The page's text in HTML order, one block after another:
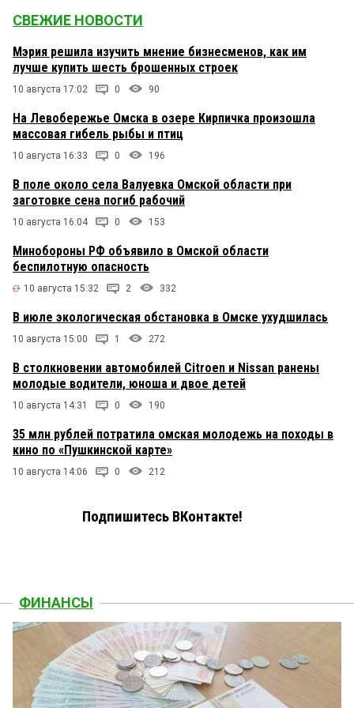
СВЕЖИЕ НОВОСТИ
Мэрия решила изучить мнение бизнесменов, как им
лучше купить шесть брошенных строек
10 августа 17:02 0 90
На Левобережье Омска в озере Кирпичка произошла
массовая гибель рыбы и птиц
10 августа 16:33 0 196
В поле около села Валуевка Омской области при
заготовке сена погиб рабочий
10 августа 16:04 0 153
Минобороны РФ объявило в Омской области
беспилотную опасность
10 августа 15:32 2 332
В июле экологическая обстановка в Омске ухудшилась
10 августа 15:00 1 272
В столкновении автомобилей Citroen и Nissan ранены
молодые водители, юноша и двое детей
10 августа 14:31 0 190
35 млн рублей потратила омская молодежь на походы в
кино по «Пушкинской карте»
10 августа 14:06 0 212
Подпишитесь ВКонтакте!
ФИНАНСЫ